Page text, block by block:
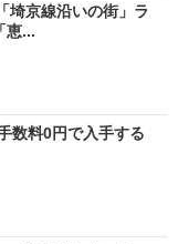
埼京線沿いの街」ラ
恵...
数料0円で入手する